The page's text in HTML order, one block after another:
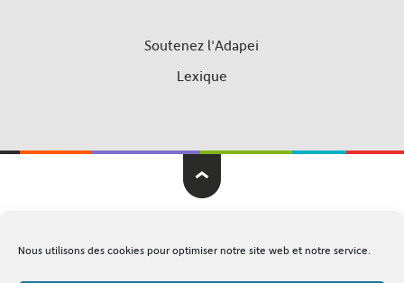
Nous utilisons des cookies pour optimiser notre site web et notre service.
Soutenez l'Adapei
Lexique